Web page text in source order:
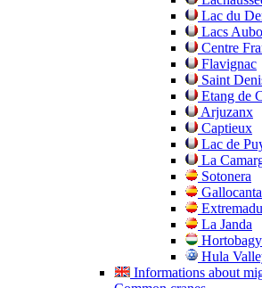
Lac du
Lacs
Centre
Flavignac
Saint
Etang de
Arjuzanx
Captieux
Lac de
La
Sotonera
Gallocanta
La Janda
Hortobagy
Hula
Informations about